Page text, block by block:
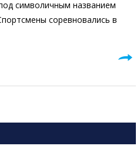
символичным названием
соревновались в